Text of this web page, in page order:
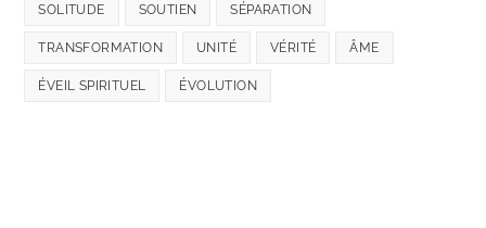
SOLITUDE SOUTIEN SÉPARATION
TRANSFORMATION UNITÉ VÉRITÉ ÂME
ÉVEIL SPIRITUEL ÉVOLUTION